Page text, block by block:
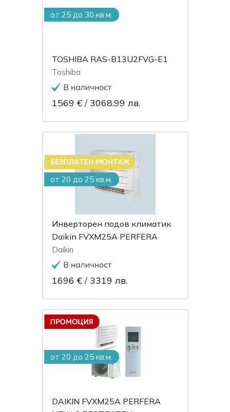
от 25 до 30 кв.м.
TOSHIBA RAS-B13U2FVG-E1
Toshiba
1569 € / 3068.99 лв.
от 20 до 25 кв.м.
Инверторен подов климатик
Daikin FVXM25A PERFERA
Daikin
1696 € / 3319 лв.
от 20 до 25 кв.м.
DAIKIN FVXM25A PERFERA